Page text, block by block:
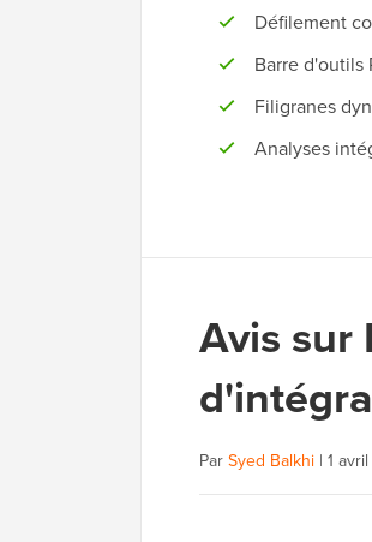
Défilement
Barre d'outils
Filigranes
Analyses
Avis sur
Par Syed Balkhi | 1